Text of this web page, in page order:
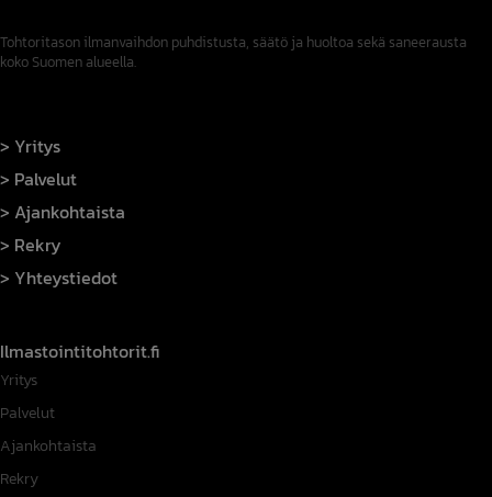
Tohtoritason ilmanvaihdon puhdistusta, säätö ja huoltoa sekä saneerausta
koko Suomen alueella.
Yritys
Palvelut
Ajankohtaista
Rekry
Yhteystiedot
Ilmastointitohtorit.fi
Yritys
Palvelut
Ajankohtaista
Rekry